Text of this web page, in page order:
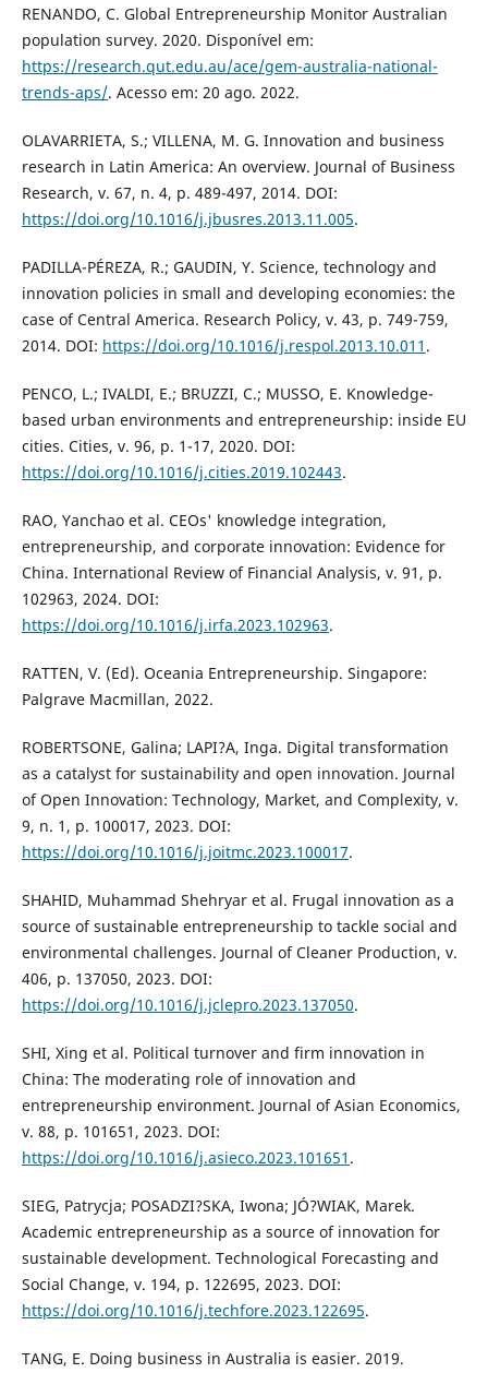
RENANDO, C. Global Entrepreneurship Monitor Australian
population survey. 2020. Disponível em:
https://research.qut.edu.au/ace/gem-australia-national-
trends-aps/. Acesso em: 20 ago. 2022.
OLAVARRIETA, S.; VILLENA, M. G. Innovation and business
research in Latin America: An overview. Journal of Business
Research, v. 67, n. 4, p. 489-497, 2014. DOI:
https://doi.org/10.1016/j.jbusres.2013.11.005.
PADILLA-PÉREZA, R.; GAUDIN, Y. Science, technology and
innovation policies in small and developing economies: the
case of Central America. Research Policy, v. 43, p. 749-759,
2014. DOI: https://doi.org/10.1016/j.respol.2013.10.011 .
PENCO, L.; IVALDI, E.; BRUZZI, C.; MUSSO, E. Knowledge-
based urban environments and entrepreneurship: inside EU
cities. Cities, v. 96, p. 1-17, 2020. DOI:
https://doi.org/10.1016/j.cities.2019.102443.
RAO, Yanchao et al. CEOs' knowledge integration,
entrepreneurship, and corporate innovation: Evidence for
China. International Review of Financial Analysis, v. 91, p.
102963, 2024. DOI:
https://doi.org/10.1016/j.irfa.2023.102963.
RATTEN, V. (Ed). Oceania Entrepreneurship. Singapore:
Palgrave Macmillan, 2022.
ROBERTSONE, Galina; LAPI?A, Inga. Digital transformation
as a catalyst for sustainability and open innovation. Journal
of Open Innovation: Technology, Market, and Complexity, v.
9, n. 1, p. 100017, 2023. DOI:
https://doi.org/10.1016/j.joitmc.2023.100017.
SHAHID, Muhammad Shehryar et al. Frugal innovation as a
source of sustainable entrepreneurship to tackle social and
environmental challenges. Journal of Cleaner Production, v.
406, p. 137050, 2023. DOI:
https://doi.org/10.1016/j.jclepro.2023.137050.
SHI, Xing et al. Political turnover and firm innovation in
China: The moderating role of innovation and
entrepreneurship environment. Journal of Asian Economics,
v. 88, p. 101651, 2023. DOI:
https://doi.org/10.1016/j.asieco.2023.101651 .
SIEG, Patrycja; POSADZI?SKA, Iwona; JÓ?WIAK, Marek.
Academic entrepreneurship as a source of innovation for
sustainable development. Technological Forecasting and
Social Change, v. 194, p. 122695, 2023. DOI:
https://doi.org/10.1016/j.techfore.2023.122695.
TANG, E. Doing business in Australia is easier. 2019.